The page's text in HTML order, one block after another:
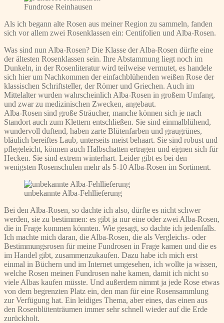
Fundrose Reinhausen
Als ich begann alte Rosen aus meiner Region zu sammeln, fanden
sich vor allem zwei Rosenklassen ein: Centifolien und Alba-Rosen.
Was sind nun Alba-Rosen? Die Klasse der Alba-Rosen dürfte eine
der ältesten Rosenklassen sein. Ihre Abstammung liegt noch im
Dunkeln, in der Rosenliteratur wird teilweise vermutet, es handele
sich hier um Nachkommen der einfachblühenden weißen Rose der
klassischen Schriftsteller, der Römer und Griechen. Auch im
Mittelalter wurden wahrscheinlich Alba-Rosen in großem Umfang,
und zwar zu medizinischen Zwecken, angebaut.
Alba-Rosen sind große Sträucher, manche können sich je nach
Standort auch zum Klettern entschließen. Sie sind einmalblühend,
wundervoll duftend, haben zarte Blütenfarben und graugrünes,
bläulich bereiftes Laub, unterseits meist behaart. Sie sind robust und
pflegeleicht, können auch Halbschatten ertragen und eignen sich für
Hecken. Sie sind extrem winterhart. Leider gibt es bei den
wenigsten Rosenschulen mehr als 5-10 Alba-Rosen im Sortiment.
unbekannte Alba-Fehllieferung
Bei den Alba-Rosen, so dachte ich also, dürfte es nicht schwer
werden, sie zu bestimmen: es gibt ja nur eine oder zwei Alba-Rosen,
die in Frage kommen könnten. Wie gesagt, so dachte ich jedenfalls.
Ich machte mich daran, die Alba-Rosen, die als Vergleichs- oder
Bestimmungsrosen für meine Fundrosen in Frage kamen und die es
im Handel gibt, zusammenzukaufen. Dazu habe ich mich erst
einmal in Büchern und im Internet umgesehen, ich wollte ja wissen,
welche Rosen meinen Fundrosen nahe kamen, damit ich nicht so
viele Albas kaufen müsste. Und außerdem nimmt ja jede Rose etwas
von dem begrenzten Platz ein, den man für eine Rosensammlung
zur Verfügung hat. Ein leidiges Thema, aber eines, das einen aus
den Rosenblütenträumen immer sehr schnell wieder auf die Erde
zurückholt.